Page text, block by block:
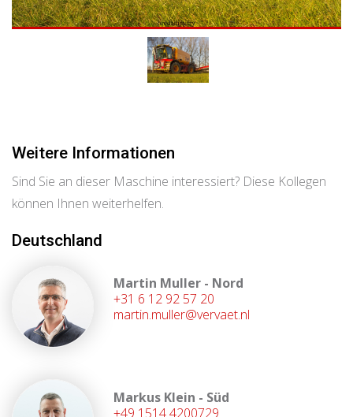
Weitere Informationen
Sind Sie an dieser Maschine interessiert? Diese Kollegen
können Ihnen weiterhelfen.
Deutschland
Martin Muller - Nord
+31 6 12 92 57 20
martin.muller@vervaet.nl
Markus Klein - Süd
+49 1514 4200729